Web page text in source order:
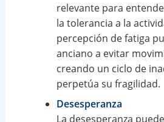
relevante para
la tolerancia a la
percepción de fatiga
anciano a evitar
creando un ciclo de
perpetúa su fragilidad.
Desesperanza
La desesperanza